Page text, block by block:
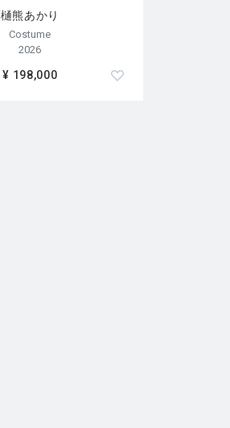
樋熊あかり
Costume
2026
¥ 198,000